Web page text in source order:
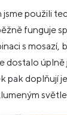
jsme použili
funguje
s mosazí,
dostalo úplně
pak doplňují